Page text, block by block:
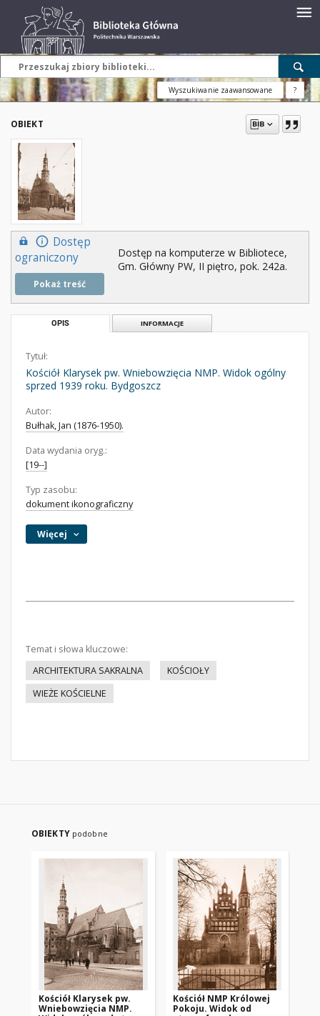
Wyszukiwanie zaawansowane ?
OBIEKT
Dostęp
ograniczony
Pokaż treść
Dostęp na komputerze w Bibliotece,
Gm. Główny PW, II piętro, pok. 242a.
OPIS INFORMACJE
Tytuł:
Kościół Klarysek pw. Wniebowzięcia NMP. Widok ogólny
sprzed 1939 roku. Bydgoszcz
Autor:
Bułhak, Jan (1876-1950).
Data wydania oryg.:
[19--]
Typ zasobu:
dokument ikonograficzny
Więcej
Temat i słowa kluczowe:
ARCHITEKTURA SAKRALNA
KOŚCIOŁY
WIEŻE KOŚCIELNE
OBIEKTY podobne
Kościół Klarysek pw.
Wniebowzięcia NMP.
Kościół NMP Królowej
Pokoju. Widok od